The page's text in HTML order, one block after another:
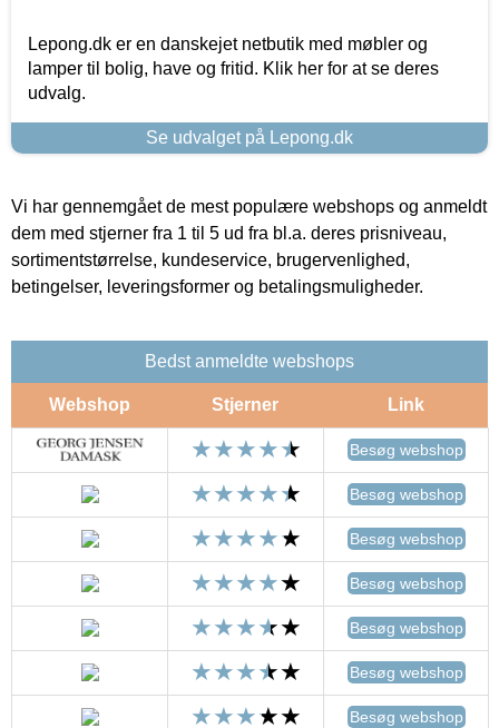
Lepong.dk er en danskejet netbutik med møbler og
lamper til bolig, have og fritid. Klik her for at se deres
udvalg.
Se udvalget på Lepong.dk
Vi har gennemgået de mest populære webshops og anmeldt
dem med stjerner fra 1 til 5 ud fra bl.a. deres prisniveau,
sortimentstørrelse, kundeservice, brugervenlighed,
betingelser, leveringsformer og betalingsmuligheder.
Bedst anmeldte webshops
Webshop Stjerner Link
Besøg webshop
Besøg webshop
Besøg webshop
Besøg webshop
Besøg webshop
Besøg webshop
Besøg webshop